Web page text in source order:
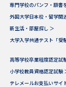
志望校・出願校
併願校選び
先輩が入学を決めた
専門学校のパンフ・願書
外国大学日本校・留学関
新生活・部屋探し ＞
大学入学共通テスト「受
高等学校卒業程度認定試
小学校教員資格認定試験
テレメールお支払いサイ